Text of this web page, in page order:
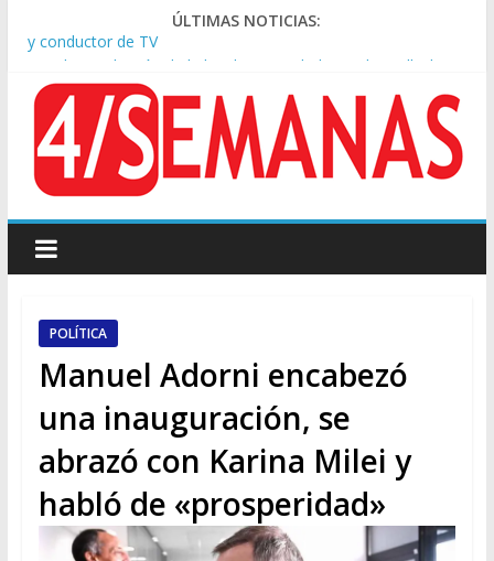
ÚLTIMAS NOTICIAS:
Tras la aprobación de la ley de propiedad privada, Bullrich
apuntó: “Vino un poco endiablada”
Causa AFA: el juez Amarante calificó de “ficción judicial” el
traslado del expediente a Campana
A pocas cuadras de La Bombonera chocaron un tren y un
colectivo: siete heridos
Día de San Cayetano: masiva marcha a Plaza de Mayo de
Pesar por la muerte de Leandro Rud, histórico representante
y conductor de TV
POLÍTICA
Manuel Adorni encabezó
una inauguración, se
abrazó con Karina Milei y
habló de «prosperidad»